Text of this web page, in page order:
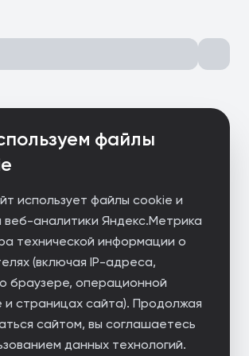
файлы
использует файлы cookie и
веб-аналитики Яндекс.Метрика
технической информации о
(включая IP-адреса,
браузере, операционной
и страницах сайта). Продолжая
сайтом, вы соглашаетесь
данных технологий.